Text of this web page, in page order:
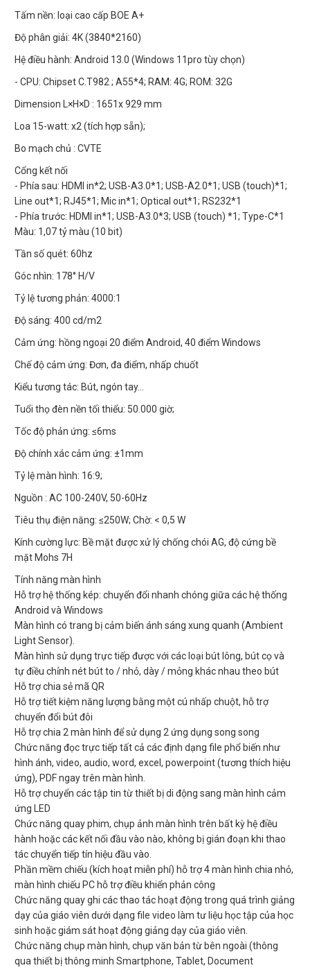
Tấm nền: loại cao cấp BOE A+
Độ phân giải: 4K (3840*2160)
Hệ điều hành: Android 13.0 (Windows 11pro tùy chọn)
- CPU: Chipset C.T982 ; A55*4; RAM: 4G; ROM: 32G
Dimension L×H×D : 1651x 929 mm
Loa 15-watt: x2 (tích hợp sẵn);
Bo mạch chủ : CVTE
Cổng kết nối
- Phía sau: HDMI in*2; USB-A3.0*1; USB-A2.0*1; USB (touch)*1;
Line out*1; RJ45*1; Mic in*1; Optical out*1; RS232*1
- Phía trước: HDMI in*1; USB-A3.0*3; USB (touch) *1; Type-C*1
Màu: 1,07 tỷ màu (10 bit)
Tần số quét: 60hz
Góc nhìn: 178° H/V
Tỷ lệ tương phản: 4000:1
Độ sáng: 400 cd/m2
Cảm ứng: hồng ngoại 20 điểm Android, 40 điểm Windows
Chế độ cảm ứng: Đơn, đa điểm, nhấp chuốt
Kiểu tương tác: Bút, ngón tay…
Tuổi thọ đèn nền tối thiểu: 50.000 giờ;
Tốc độ phản ứng: ≤6ms
Độ chính xác cảm ứng: ±1mm
Tỷ lệ màn hình: 16:9;
Nguồn : AC 100-240V, 50-60Hz
Tiêu thụ điện năng: ≤250W; Chờ: < 0,5 W
Kính cường lực: Bề mặt được xử lý chống chói AG, độ cứng bề
mặt Mohs 7H
Tính năng màn hình
Hỗ trợ hệ thống kép: chuyển đổi nhanh chóng giữa các hệ thống
Android và Windows
Màn hình có trang bị cảm biến ánh sáng xung quanh (Ambient
Light Sensor).
Màn hình sử dụng trực tiếp được với các loại bút lông, bút cọ và
tự điều chỉnh nét bút to / nhỏ, dày / mỏng khác nhau theo bút
Hỗ trợ chia sẻ mã QR
Hỗ trợ tiết kiệm năng lượng bằng một cú nhấp chuột, hỗ trợ
chuyển đổi bút đôi
Hỗ trợ chia 2 màn hình để sử dụng 2 ứng dụng song song
Chức năng đọc trực tiếp tất cả các định dạng file phổ biến như
hình ánh, video, audio, word, excel, powerpoint (tương thích hiệu
ứng), PDF ngay trên màn hình.
Hỗ trợ chuyển các tập tin từ thiết bị di động sang màn hình cảm
ứng LED
Chức năng quay phim, chụp ảnh màn hình trên bất kỳ hệ điều
hành hoặc các kết nối đầu vào nào, không bị gián đoạn khi thao
tác chuyển tiếp tín hiệu đầu vào.
Phần mềm chiếu (kích hoạt miễn phí) hỗ trợ 4 màn hình chia nhỏ,
màn hình chiếu PC hỗ trợ điều khiển phản công
Chức năng quay ghi các thao tác hoạt động trong quá trình giảng
dạy của giáo viên dưới dạng file video làm tư liệu học tập của học
sinh hoặc giám sát hoạt động giảng dạy của giáo viên.
Chức năng chụp màn hình, chụp văn bản từ bên ngoài (thông
qua thiết bị thông minh Smartphone, Tablet, Document